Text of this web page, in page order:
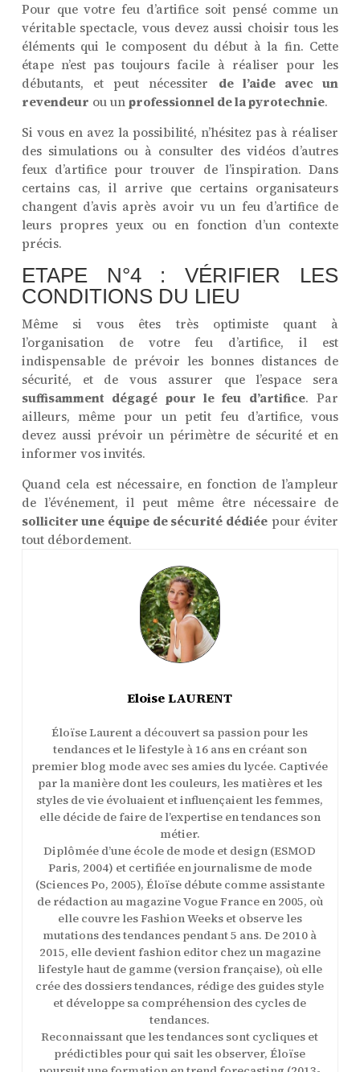
Pour que votre feu d’artifice soit pensé comme un
véritable spectacle, vous devez aussi choisir tous les
éléments qui le composent du début à la fin. Cette
étape n’est pas toujours facile à réaliser pour les
débutants, et peut nécessiter de l’aide avec un
revendeur ou unprofessionnel de la pyrotechnie.
Si vous en avez la possibilité, n’hésitez pas à réaliser
des simulations ou à consulter des vidéos d’autres
feux d’artifice pour trouver de l’inspiration. Dans
certains cas, il arrive que certains organisateurs
changent d’avis après avoir vu un feu d’artifice de
leurs propres yeux ou en fonction d’un contexte
précis.
ETAPE N°4 : VÉRIFIER LES
CONDITIONS DU LIEU
Même si vous êtes très optimiste quant à
l’organisation de votre feu d’artifice, il est
indispensable de prévoir les bonnes distances de
sécurité, et de vous assurer que l’espace sera
suffisamment dégagé pour le feu d’artifice. Par
ailleurs, même pour un petit feu d’artifice, vous
devez aussi prévoir un périmètre de sécurité et en
informer vos invités.
Quand cela est nécessaire, en fonction de l’ampleur
de l’événement, il peut même être nécessaire de
solliciter une équipe de sécurité dédiéepour éviter
tout débordement.
Eloise LAURENT
Éloïse Laurent a découvert sa passion pour les
tendances et le lifestyle à 16 ans en créant son
premier blog mode avec ses amies du lycée. Captivée
par la manière dont les couleurs, les matières et les
styles de vie évoluaient et influençaient les femmes,
elle décide de faire de l’expertise en tendances son
métier.
Diplômée d’une école de mode et design (ESMOD
Paris, 2004) et certifiée en journalisme de mode
(Sciences Po, 2005), Éloïse débute comme assistante
de rédaction au magazine Vogue France en 2005, où
elle couvre les Fashion Weeks et observe les
mutations des tendances pendant 5 ans. De 2010 à
2015, elle devient fashion editor chez un magazine
lifestyle haut de gamme (version française), où elle
crée des dossiers tendances, rédige des guides style
et développe sa compréhension des cycles de
tendances.
Reconnaissant que les tendances sont cycliques et
prédictibles pour qui sait les observer, Éloïse